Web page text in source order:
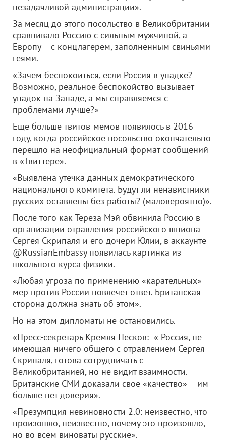
незадачливой администрации».
За месяц до этого посольство в Великобритании
сравнивало Россию с сильным мужчиной, а
Европу – с концлагерем, заполненным свиньями-
геями.
«Зачем беспокоиться, если Россия в упадке?
Возможно, реальное беспокойство вызывает
упадок на Западе, а мы справляемся с
проблемами лучше?»
Еще больше твитов-мемов появилось в 2016
году, когда российское посольство окончательно
перешло на неофициальный формат сообщений
в «Твиттере».
«Выявлена утечка данных демократического
национального комитета. Будут ли ненавистники
русских оставлены без работы? (маловероятно)».
После того как Тереза Мэй обвинила Россию в
организации отравления российского шпиона
Сергея Скрипаля и его дочери Юлии, в аккаунте
@RussianEmbassy появилась картинка из
школьного курса физики.
«Любая угроза по применению «карательных»
мер против России повлечет ответ. Британская
сторона должна знать об этом».
Но на этом дипломаты не остановились.
«Пресс-секретарь Кремля Песков: « Россия, не
имеющая ничего общего с отравлением Сергея
Скрипаля, готова сотрудничать с
Великобританией, но не видит взаимности.
Британские СМИ доказали свое «качество» – им
больше нет доверия».
«Презумпция невиновности 2.0: неизвестно, что
произошло, неизвестно, почему это произошло,
но во всем виноваты русские».